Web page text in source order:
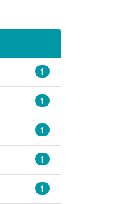
1
1
1
1
1